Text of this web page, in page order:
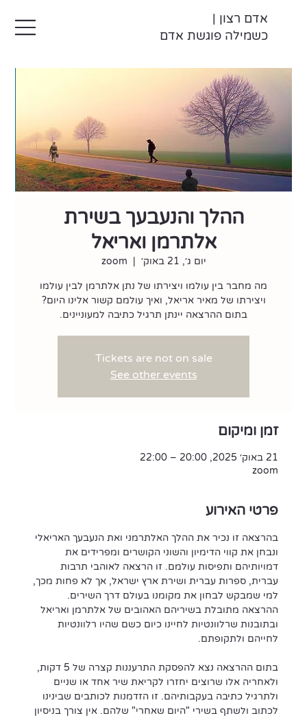
אדם רצון |
כשמילה פוגשת אדם
ההלך והנעבעך בשירת
אלתרמן ואריאל
יום ג׳, 21 באוק׳
  |
zoom
מה מחבר בין עולמו ויצירתו של נתן אלתרמן לבין עולמו
ויצירתו של מאיר אריאל, ואיך עולמם קשור אלינו היום?
בתום ההרצאה יינתן תרגיל כתיבה למעוניינים.
Tickets are not on sale
See other events
זמן ומיקום
21 באוק׳ 2025, 20:00 – 22:00
zoom
פרטי האירוע
בהרצאה זו נכיר את ההלך האלתרמני ואת הנעבעך האריאלי
ונבחן את קווי הדימיון והשוני הקושרים ומפרידים את
דמויותיהם ותפיסות עולמם. זו הרצאה לאוהבי תרבות
עברית, ספרות עברית ושירת ארץ ישראל, אך לא פחות מכך,
למי שמבקש לבחון את מקומנו בעולם דרך השירים.
ההרצאה מתובלת בשיריהם האהובים של אלתרמן ואריאל
ובתובנות שרלוונטיות לחיינו כיום כשם שהיו רלוונטיות
לחייהם ולתקופתם.
בתום ההרצאה נצא להפסקת התרעננות קצרה של 5 דקות,
ולאחריה אלו שרוצים יחזרו לקריאת שיר אחד או שניים
ולתרגיל כתיבה בעקבותיהם. זו הזדמנות לכותבים שבינינו
לכתוב ולשתף בשירי "היום שאחרי" שלהם. אין צורך בניסיון